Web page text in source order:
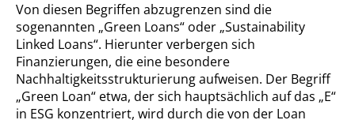
Von diesen Begriffen abzugrenzen sind die
sogenannten „Green Loans“ oder „Sustainability
Linked Loans“. Hierunter verbergen sich
Finanzierungen, die eine besondere
Nachhaltigkeitsstrukturierung aufweisen. Der Begriff
„Green Loan“ etwa, der sich hauptsächlich auf das „E“
in ESG konzentriert, wird durch die von der Loan